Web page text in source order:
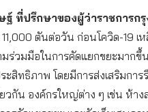
ฐ์ ที่ปรึกษาของผู้ว่าราชการก
11,000 ตันต่อวัน ก่อนโควิด-19
มร่วมมือในการคัดแยกขยะมากขึ้
สิทธิภาพ โดยมีการส่งเสริมการ
กัน องค์กรใหญ่ต่าง ๆ เช่น ห้าง